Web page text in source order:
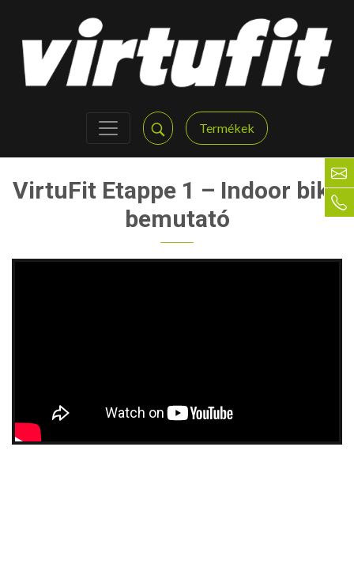
Termékek
VirtuFit Etappe 1 – Indoor bike
bemutató